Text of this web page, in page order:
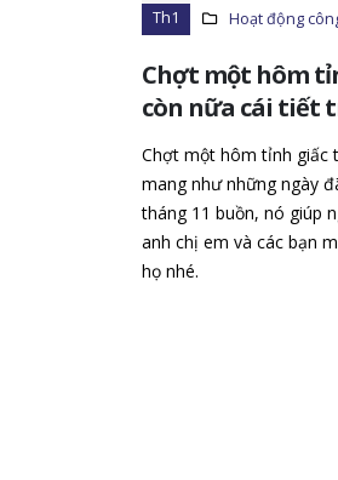
Th1 Hoạt động
Chợt một hôm
còn nữa cái tiết
Chợt một hôm tỉnh giấc
mang như những ngày
tháng 11 buồn, nó giúp
anh chị em và các bạn
họ nhé.